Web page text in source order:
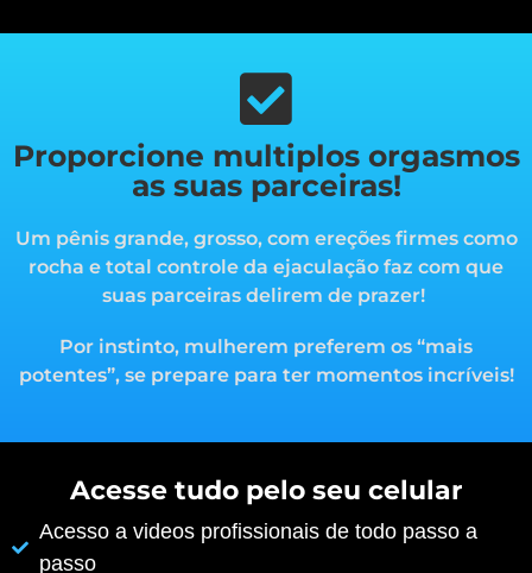
Proporcione multiplos orgasmos
as suas parceiras!
Um pênis grande, grosso, com ereções firmes como
rocha e total controle da ejaculação faz com que
suas parceiras delirem de prazer!
Por instinto, mulherem preferem os “mais
potentes”, se prepare para ter momentos incríveis!
Acesse tudo pelo seu celular
Acesso a videos profissionais de todo passo a
passo